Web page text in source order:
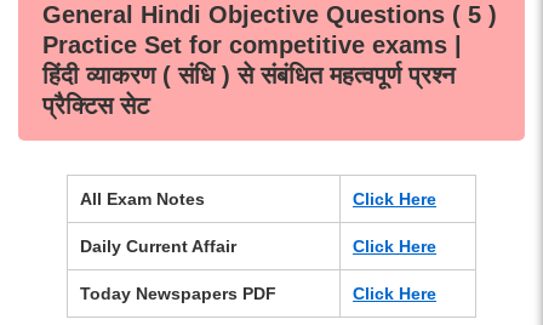
General Hindi Objective Questions ( 5 )
Practice Set for competitive exams |
हिंदी व्याकरण ( संधि ) से संबंधित महत्वपूर्ण प्रश्न
प्रैक्टिस सेट
All Exam Notes Click Here
Daily Current Affair Click Here
Today Newspapers PDF Click Here